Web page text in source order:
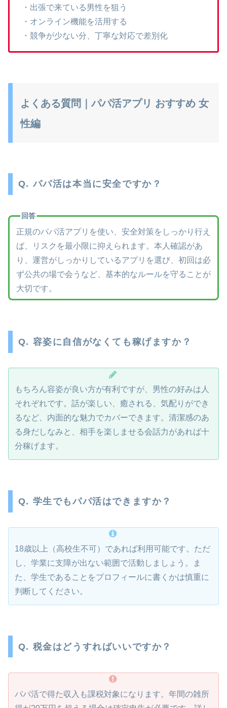
・出張で来ている男性を狙う
・オンライン機能を活用する
・競争が少ない分、丁寧な対応で差別化
よくある質問｜パパ活アプリ おすすめ 女
性編
Q. パパ活は本当に安全ですか？
回答
正規のパパ活アプリを使い、安全対策をしっかり行え
ば、リスクを最小限に抑えられます。本人確認があ
り、運営がしっかりしているアプリを選び、初回は必
ず公共の場で会うなど、基本的なルールを守ることが
大切です。
Q. 容姿に自信がなくても稼げますか？
もちろん容姿が良い方が有利ですが、男性の好みは人
それぞれです。話が楽しい、癒される、気配りができ
るなど、内面的な魅力でカバーできます。清潔感のあ
る身だしなみと、相手を楽しませる会話力があれば十
分稼げます。
Q. 学生でもパパ活はできますか？
18歳以上（高校生不可）であれば利用可能です。ただ
し、学業に支障が出ない範囲で活動しましょう。ま
た、学生であることをプロフィールに書くかは慎重に
判断してください。
Q. 税金はどうすればいいですか？
パパ活で得た収入も課税対象になります。年間の雑所